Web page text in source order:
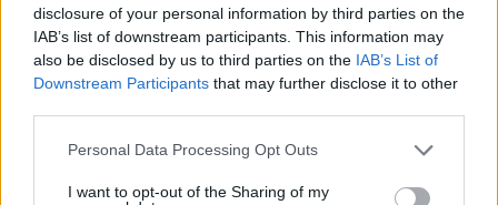
disclosure of your personal information by third parties on the
IAB’s list of downstream participants. This information may
also be disclosed by us to third parties on the IAB’s List of
Downstream Participants that may further disclose it to other
Please note that this website/app uses one or more Google
not limited to your visit or usage behaviour. You may click to
Personal Data Processing Opt Outs
I want to opt-out of the Sharing of my
Συνελήφθη αστυνομικός για επικίνδυνη οδήγηση και
απείθεια
πριν 38 λεπτά
ΔΕΙΤΕ ΟΛΕΣ ΤΙΣ ΕΙΔΗΣΕΙΣ